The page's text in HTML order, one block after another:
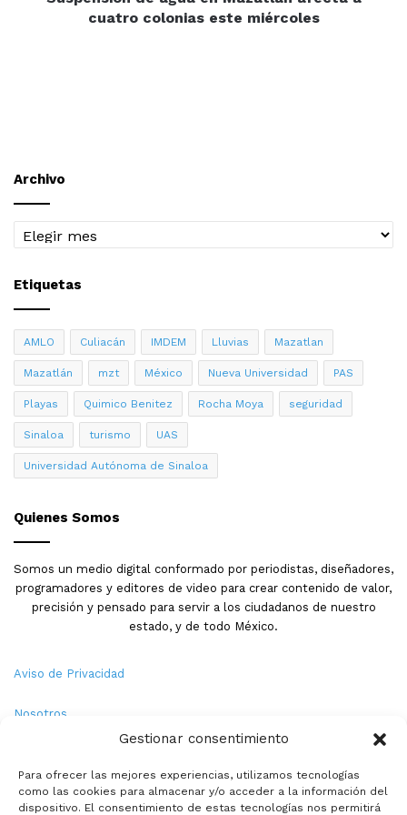
Gestionar consentimiento
Para ofrecer las mejores experiencias, utilizamos tecnologías
como las cookies para almacenar y/o acceder a la información del
dispositivo. El consentimiento de estas tecnologías nos permitirá
cuatro colonias este miércoles
Archivo
Archivo
Etiquetas
AMLO Culiacán IMDEM Lluvias Mazatlan
Mazatlán mzt México Nueva Universidad PAS
Playas Quimico Benitez Rocha Moya seguridad
Sinaloa turismo UAS
Universidad Autónoma de Sinaloa
Quienes Somos
Somos un medio digital conformado por periodistas, diseñadores,
programadores y editores de video para crear contenido de valor,
precisión y pensado para servir a los ciudadanos de nuestro
estado, y de todo México.
Aviso de Privacidad
Nosotros
Política de Cookies